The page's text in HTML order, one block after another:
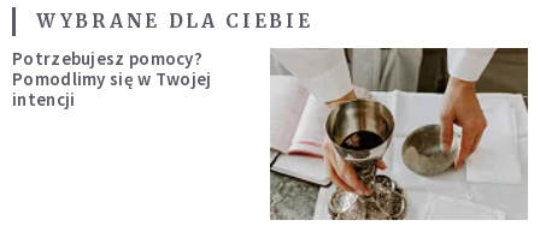
WYBRANE DLA CIEBIE
Potrzebujesz pomocy?
Pomodlimy się w Twojej
intencji